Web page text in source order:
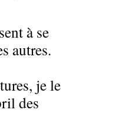
à se
autres.
je le
des